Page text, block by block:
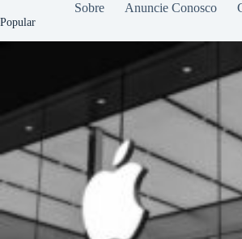
Sobre Anuncie Conosco
Popular